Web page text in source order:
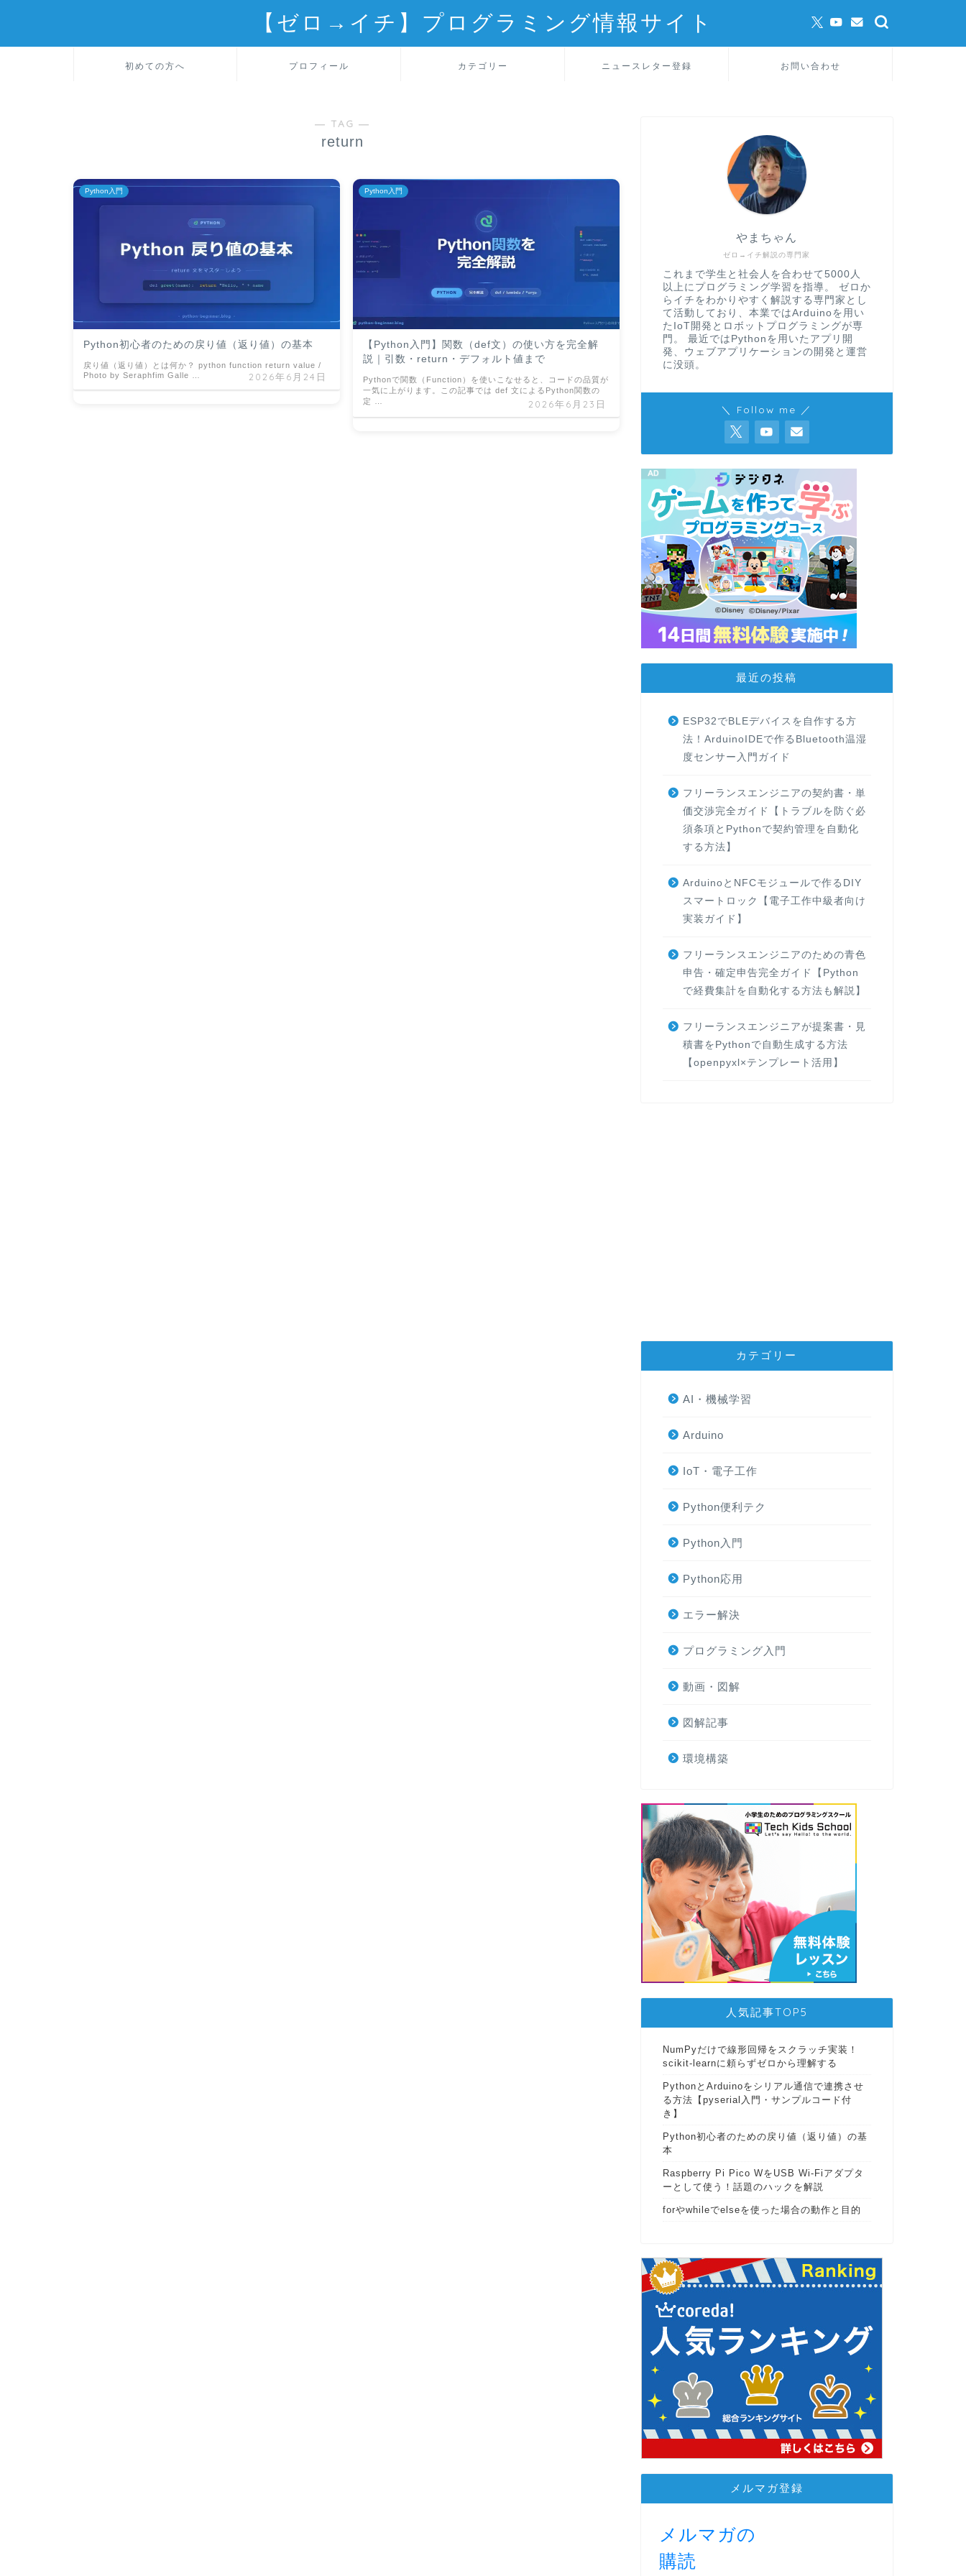
【ゼロ→イチ】プログラミング情報サイト
初めての方へ プロフィール カテゴリー ニュースレター登録 お問い合わせ
― TAG ―
return
Python入門
Python初心者のための戻り値（返り値）の基本
2026年6月24日
戻り値（返り値）とは何か？ python function return value /
Photo by Seraphfim Galle …
Python入門
【Python入門】関数（def文）の使い方を完全解
説｜引数・return・デフォルト値まで
2026年6月23日
Pythonで関数（Function）を使いこなせると、コードの品質が
一気に上がります。この記事では def 文によるPython関数の
定 …
ゼロ→イチ解説の専門家
やまちゃん
これまで学生と社会人を合わせて5000人
以上にプログラミング学習を指導。 ゼロか
らイチをわかりやすく解説する専門家とし
て活動しており、本業ではArduinoを用い
たIoT開発とロボットプログラミングが専
門。 最近ではPythonを用いたアプリ開
発、ウェブアプリケーションの開発と運営
に没頭。
＼ Follow me ／
最近の投稿
ESP32でBLEデバイスを自作する方
法！ArduinoIDEで作るBluetooth温湿
度センサー入門ガイド
フリーランスエンジニアの契約書・単
価交渉完全ガイド【トラブルを防ぐ必
須条項とPythonで契約管理を自動化
する方法】
ArduinoとNFCモジュールで作るDIY
スマートロック【電子工作中級者向け
実装ガイド】
フリーランスエンジニアのための青色
申告・確定申告完全ガイド【Python
で経費集計を自動化する方法も解説】
フリーランスエンジニアが提案書・見
積書をPythonで自動生成する方法
【openpyxl×テンプレート活用】
カテゴリー
AI・機械学習
Arduino
IoT・電子工作
Python便利テク
Python入門
Python応用
エラー解決
プログラミング入門
動画・図解
図解記事
環境構築
人気記事TOP5
NumPyだけで線形回帰をスクラッチ実装！
scikit-learnに頼らずゼロから理解する
PythonとArduinoをシリアル通信で連携させ
る方法【pyserial入門・サンプルコード付
き】
Python初心者のための戻り値（返り値）の基
本
Raspberry Pi Pico WをUSB Wi-Fiアダプタ
ーとして使う！話題のハックを解説
forやwhileでelseを使った場合の動作と目的
メルマガ登録
メルマガの
購読